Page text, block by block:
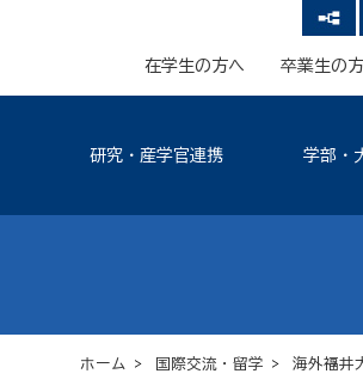
在学生の方へ 卒業生の
研究・産学官連携 学部・
ホーム > 国際交流・留学 > 海外→福井